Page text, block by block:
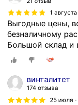
1 августа
Выгодные цены,
безналичному
Большой склад и
винталитет
174 отзыва
25 июля